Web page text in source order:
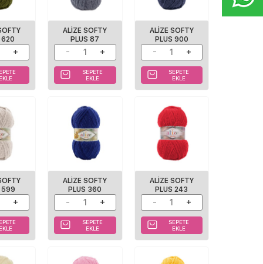
620
EKLE
ALİZE SOFTY
PLUS 87
SEPETE
EKLE
ALIZE SOFTY
PLUS 900
SEPETE
EKLE
599
EKLE
ALIZE SOFTY
PLUS 360
SEPETE
EKLE
ALIZE SOFTY
PLUS 243
SEPETE
EKLE